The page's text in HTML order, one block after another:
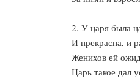
2. У царя была
И прекрасна, и
Женихов ей
Царь такое дал